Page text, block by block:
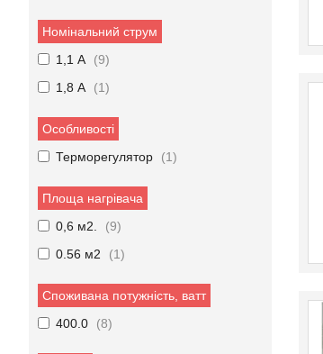
Номінальний струм
1,1 А
9
1,8 А
1
Особливості
Терморегулятор
1
Площа нагрівача
0,6 м2.
9
0.56 м2
1
Споживана потужність, ватт
400.0
8